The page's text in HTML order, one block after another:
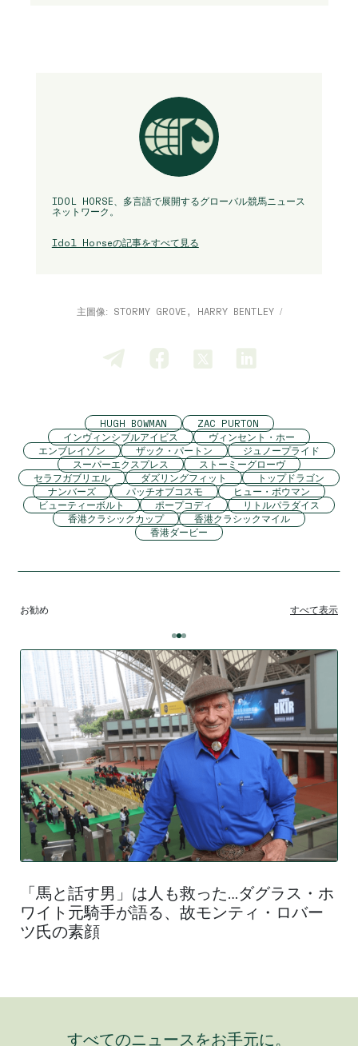
IDOL HORSE、多言語で展開するグローバル競馬ニュース
ネットワーク。
Idol Horseの記事をすべて見る
主圖像: STORMY GROVE, HARRY BENTLEY /
HUGH BOWMAN
ZAC PURTON
インヴィンシブルアイビス
ヴィンセント・ホー
エンブレイゾン
ザック・パートン
ジュノープライド
スーパーエクスプレス
ストーミーグローヴ
セラフガブリエル
ダズリングフィット
トップドラゴン
ナンバーズ
パッチオブコスモ
ヒュー・ボウマン
ビューティーボルト
ポープコディ
リトルパラダイス
香港クラシックカップ
香港クラシックマイル
香港ダービー
お勧め すべて表示
「馬と話す男」は人も救った…ダグラス・ホ
ワイト元騎手が語る、故モンティ・ロバー
ツ氏の素顔
“インドの名手”スラジ・ナレドゥ騎手が
WASJ参戦、来日への扉を開けた「シャーガ
すべてのニュースをお手元に。